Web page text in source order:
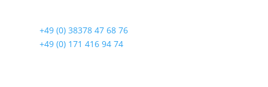
+49 (0) 38378 47 68 76
+49 (0) 171 416 94 74